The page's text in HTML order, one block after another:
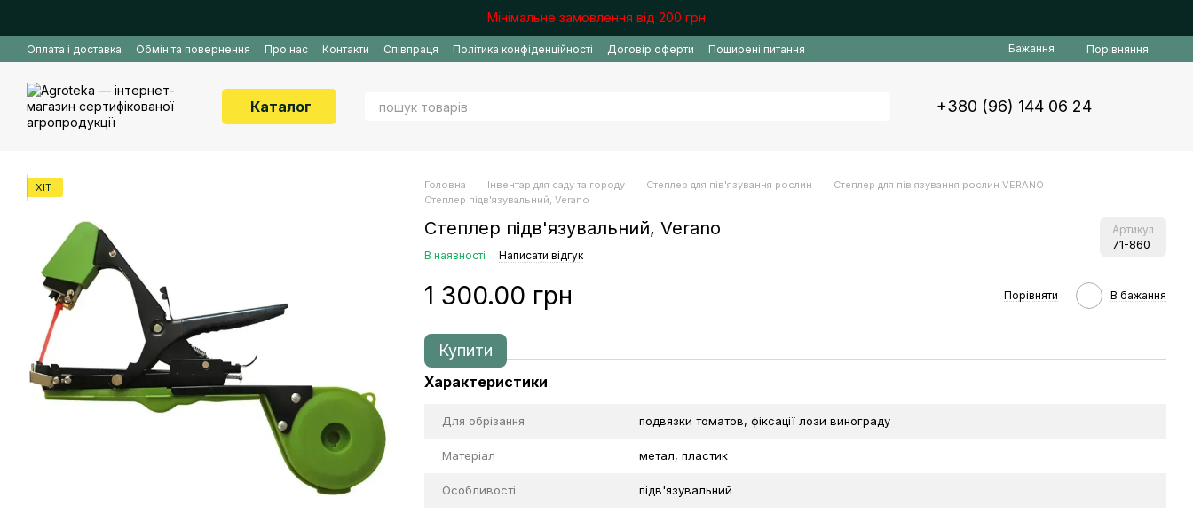
Мінімальне замовлення від 200 грн
Оплата і доставка Обмін та повернення Про нас Контакти Співпраця Політика конфіденційності Договір оферти Поширені питання Бажання Порівняння
Каталог +380 (96) 144 06 24
ХІТ Головна Інвентар для саду та городу Степлер для пів'язування рослин
Степлер для пів'язування рослин VERANO
Степлер підв'язувальний, Verano
Степлер підв'язувальний, Verano Артикул
71-860
В наявності Написати відгук
1 300.00 грн Порівняти В бажання
Купити
Характеристики
Для обрізання подвязки томатов, фіксації лози винограду
Матеріал метал, пластик
Особливості підв'язувальний